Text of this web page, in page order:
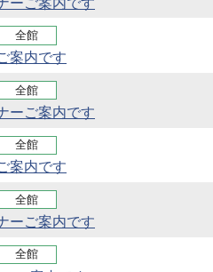
全館
案内です
全館
ーご案内です
全館
案内です
全館
ーご案内です
全館